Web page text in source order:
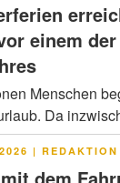
einem
Menschen
Da
|